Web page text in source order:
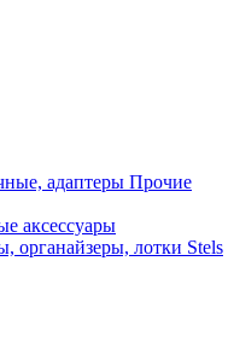
адаптеры Прочие
аксессуары
лотки Stels